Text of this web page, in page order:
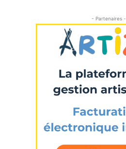
Adresse email*
- Partenaires -